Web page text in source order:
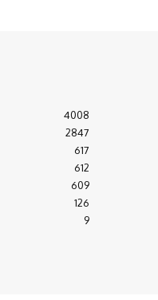
4008
2847
617
612
609
126
9